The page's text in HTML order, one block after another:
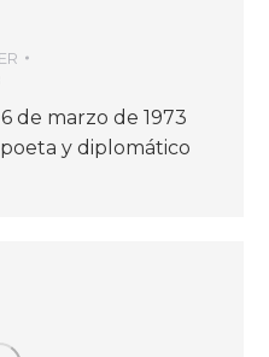
de marzo de 1973
y diplomático